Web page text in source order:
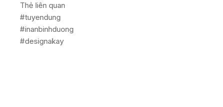
Thẻ liên quan
#tuyendung
#inanbinhduong
#designakay